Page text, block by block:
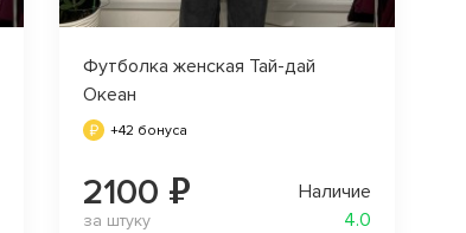
Футболка женская Тай-дай
Океан
+42 бонуса
2100 ₽
за штуку
Наличие
4.0